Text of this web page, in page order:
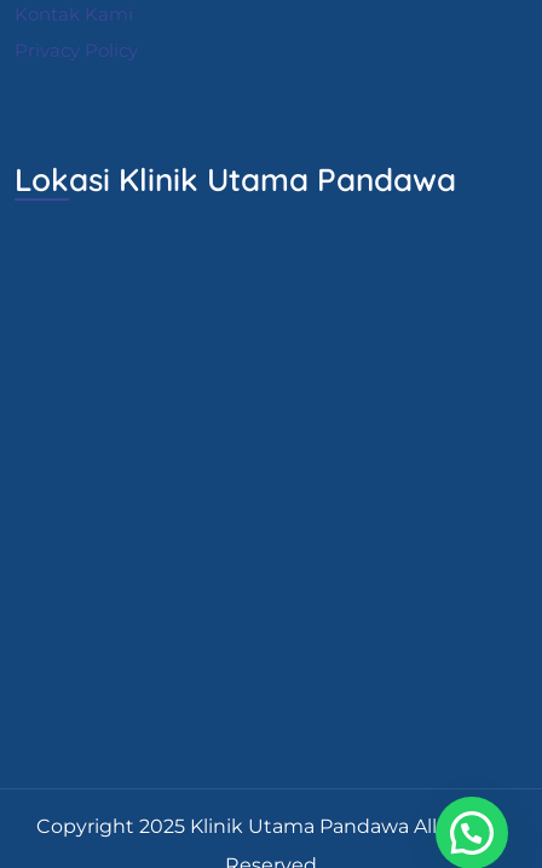
Kontak Kami
Privacy Policy
Lokasi Klinik Utama Pandawa
Copyright 2025 Klinik Utama Pandawa All Rights